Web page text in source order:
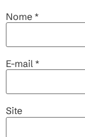
Nome *
E-mail *
Site